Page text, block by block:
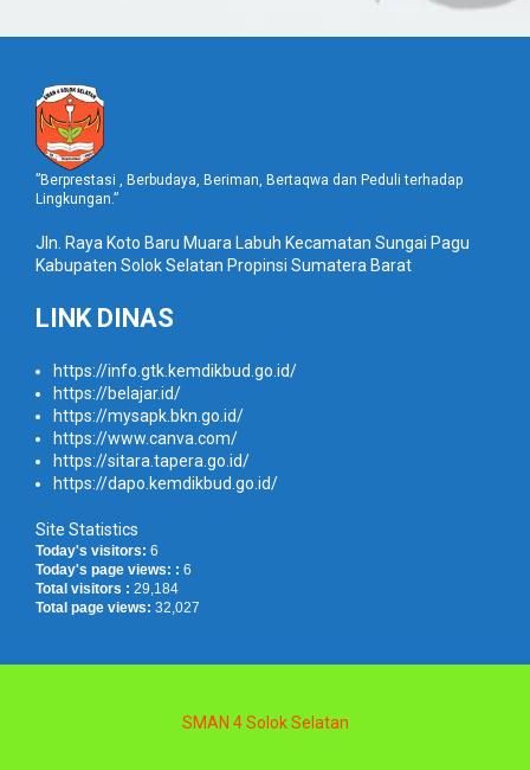
”Berprestasi , Berbudaya, Beriman, Bertaqwa dan Peduli terhadap
Lingkungan.”
Jln. Raya Koto Baru Muara Labuh Kecamatan Sungai Pagu
Kabupaten Solok Selatan Propinsi Sumatera Barat
LINK DINAS
https://info.gtk.kemdikbud.go.id/
https://belajar.id/
https://mysapk.bkn.go.id/
https://www.canva.com/
https://sitara.tapera.go.id/
https://dapo.kemdikbud.go.id/
Site Statistics
Today's visitors: 6
Today's page views: : 6
Total visitors : 29,184
Total page views: 32,027
SMAN 4 Solok Selatan